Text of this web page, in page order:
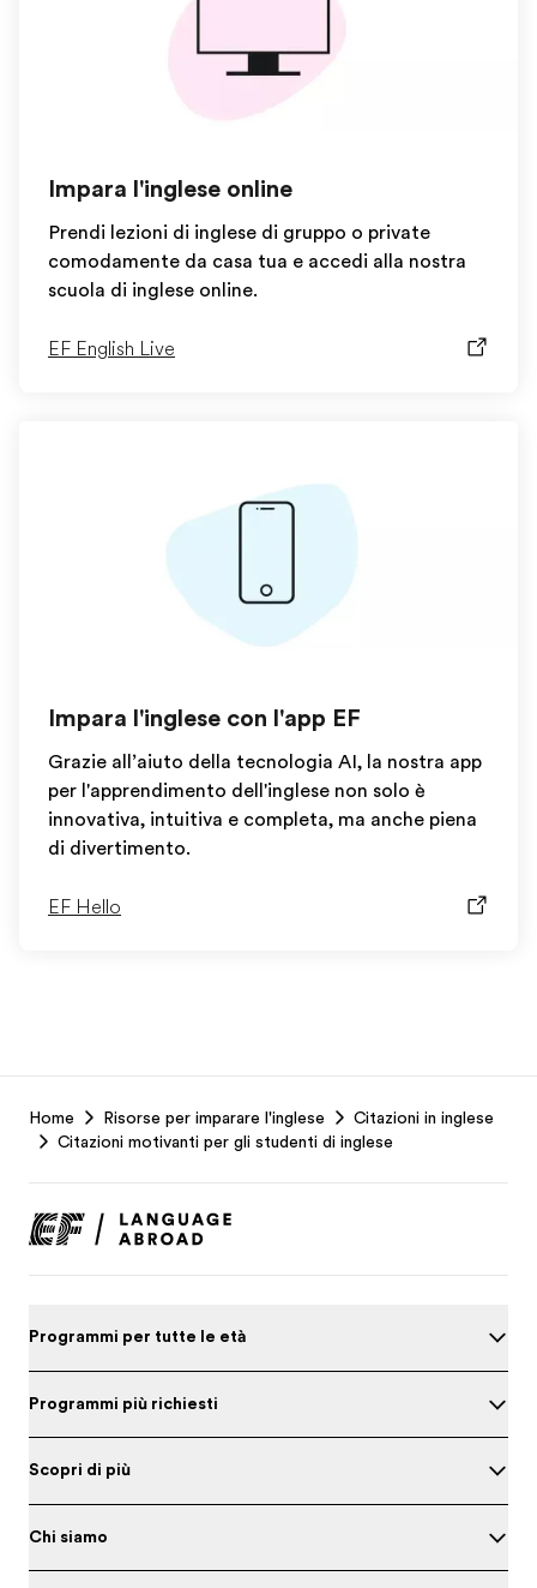
Impara l'inglese online
Prendi lezioni di inglese di gruppo o private
comodamente da casa tua e accedi alla nostra
scuola di inglese online.
EF English Live
Impara l'inglese con l'app EF
Grazie all’aiuto della tecnologia AI, la nostra app
per l'apprendimento dell'inglese non solo è
innovativa, intuitiva e completa, ma anche piena
di divertimento.
EF Hello
Footer
Home Risorse per imparare l'inglese
Citazioni in inglese
Citazioni motivanti per gli studenti di inglese
Programmi per tutte le età
Programmi più richiesti
Scopri di più
Chi siamo